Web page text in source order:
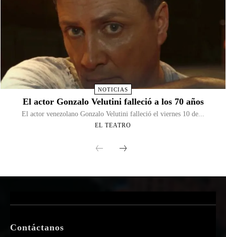
NOTICIAS
El actor Gonzalo Velutini falleció a los 70 años
El actor venezolano Gonzalo Velutini falleció el viernes 10 de...
EL TEATRO
Contáctanos